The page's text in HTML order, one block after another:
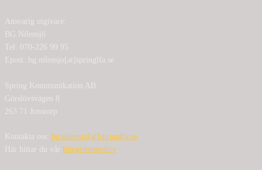
Ansvarig utgivare:
BG Nilensjö
Tel: 070-226 99 95
Epost: bg.nilensjo[at]springlfa.se
Spring Kommunikation AB
Görslövsvägen 8
263 71 Jonstorp
Kontakta oss: bg.nilensjo[at]springlfa.se
Här hittar du vår Integritetspolicy